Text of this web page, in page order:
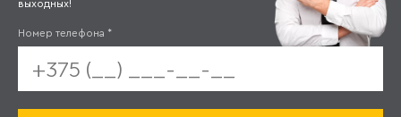
выходных!
Номер телефона *